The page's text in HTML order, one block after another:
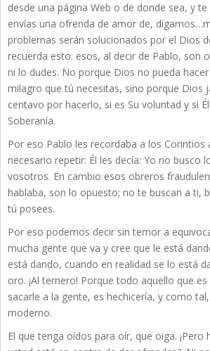
desde una página Web o de donde sea, y
envías una ofrenda de amor de,
problemas serán solucionados por el Dios
recuerda esto: esos, al decir de Pablo, son
ni lo dudes. No porque Dios no pueda
milagro que tú necesitas, sino porque Dios
centavo por hacerlo, si es Su voluntad y si
Soberanía.
Por eso Pablo les recordaba a los Corintios
necesario repetir: Él les decía: Yo no busco
vosotros. En cambio esos obreros
hablaba, son lo opuesto; no te buscan a ti,
tú posees.
Por eso podemos decir sin temor a
mucha gente que va y cree que le está
está dando, cuando en realidad se lo está
oro. ¡Al ternero! Porque todo aquello que
sacarle a la gente, es hechicería, y como
moderno.
El que tenga oídos para oír, que oiga. ¡Pero